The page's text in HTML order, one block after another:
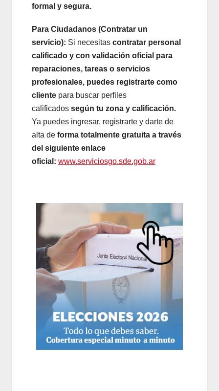
formal y segura.
Para Ciudadanos (Contratar un
servicio): Si necesitas contratar personal
calificado y con validación oficial para
reparaciones, tareas o servicios
profesionales, puedes registrarte como
cliente para buscar perfiles
calificados según tu zona y calificación.
Ya puedes ingresar, registrarte y darte de
alta de forma totalmente gratuita a través
del siguiente enlace
oficial: www.serviciosgo.sde.gob.ar